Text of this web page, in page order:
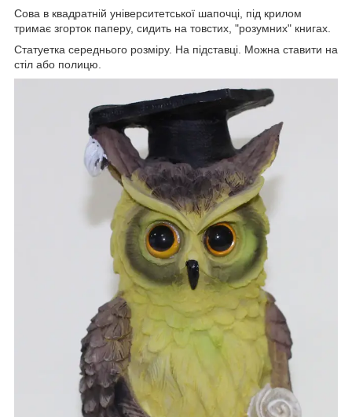
Сова в квадратній університетської шапочці, під крилом
тримає згорток паперу, сидить на товстих, "розумних" книгах.
Статуетка середнього розміру. На підставці. Можна ставити на
стіл або полицю.